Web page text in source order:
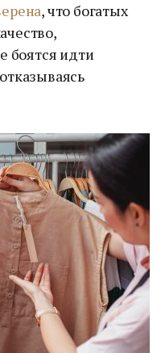
, что богатых
боятся идти